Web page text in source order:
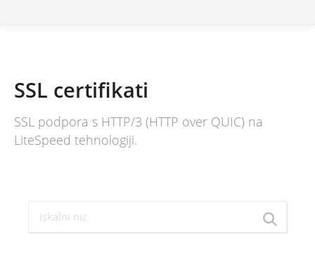
SSL certifikati
SSL podpora s HTTP/3 (HTTP over QUIC) na
LiteSpeed tehnologiji.